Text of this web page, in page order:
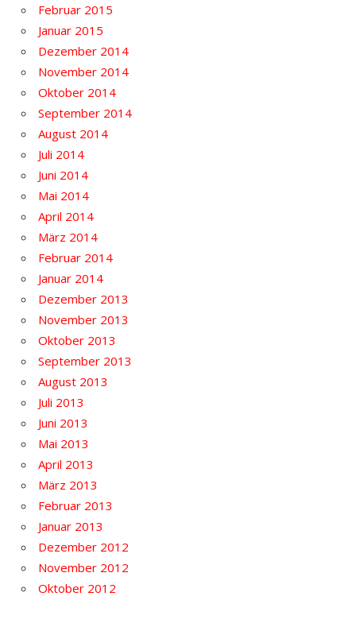
Februar 2015
Januar 2015
Dezember 2014
November 2014
Oktober 2014
September 2014
August 2014
Juli 2014
Juni 2014
Mai 2014
April 2014
März 2014
Februar 2014
Januar 2014
Dezember 2013
November 2013
Oktober 2013
September 2013
August 2013
Juli 2013
Juni 2013
Mai 2013
April 2013
März 2013
Februar 2013
Januar 2013
Dezember 2012
November 2012
Oktober 2012